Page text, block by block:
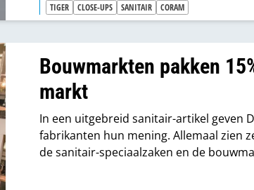
TIGER CLOSE-UPS SANITAIR CORAM
Bouwmarkten pakken
markt
In een uitgebreid sanitair-artikel geven
fabrikanten hun mening. Allemaal zien
de sanitair-speciaalzaken en de